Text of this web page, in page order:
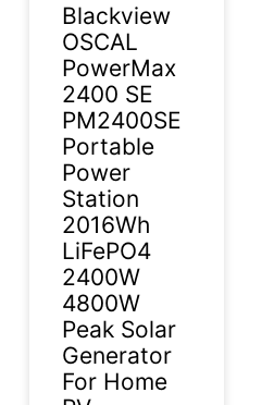
Blackview
OSCAL
PowerMax
2400 SE
PM2400SE
Portable
Power
Station
2016Wh
LiFePO4
2400W
4800W
Peak Solar
Generator
For Home